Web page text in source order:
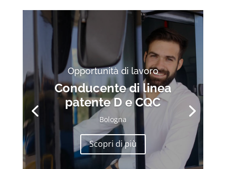
Opportunità di lavoro
Conducente di linea
patente D e CQC
Bologna
Scopri di più